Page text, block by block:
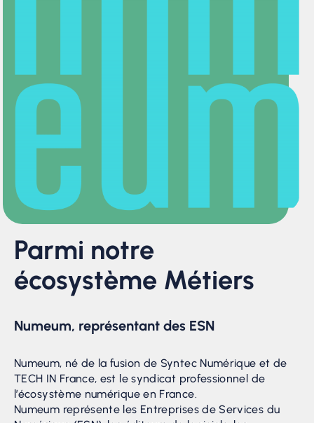
Parmi notre
écosystème Métiers
Numeum, représentant des ESN
Numeum, né de la fusion de Syntec Numérique et de
TECH IN France, est le syndicat professionnel de
l’écosystème numérique en France.
Numeum représente les Entreprises de Services du